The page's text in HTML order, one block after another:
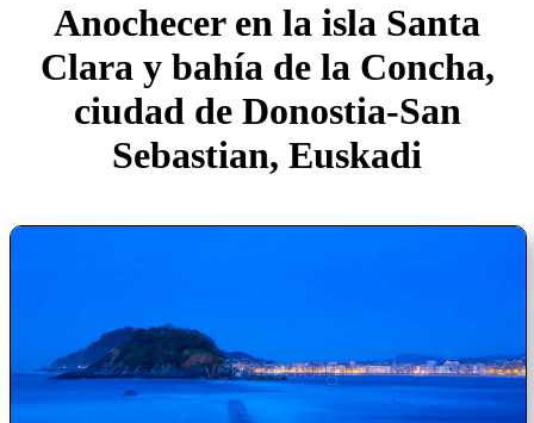
Anochecer en la isla Santa
Clara y bahía de la Concha,
ciudad de Donostia-San
Sebastian, Euskadi